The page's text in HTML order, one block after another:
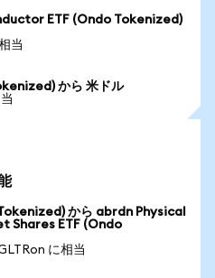
ETF (Ondo Tokenized)
当
から 米ドル
から abrdn Physical
Shares ETF (Ondo
に相当